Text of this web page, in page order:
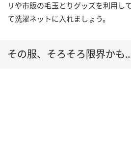
リや市販の毛玉とりグッズを利用し
て洗濯ネットに入れましょう。
その服、そろそろ限界か